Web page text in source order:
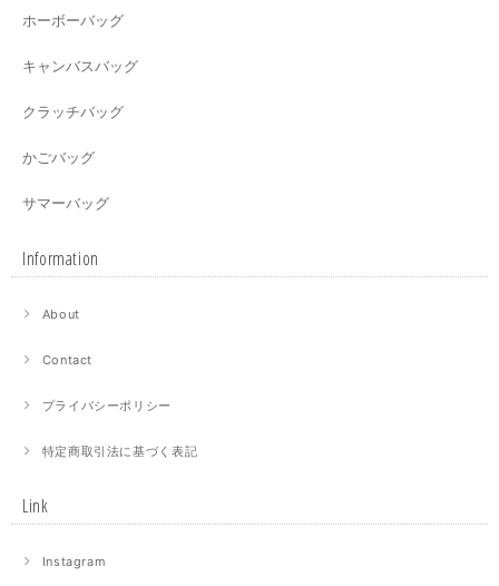
ホーボーバッグ
キャンバスバッグ
クラッチバッグ
かごバッグ
サマーバッグ
Information
About
Contact
プライバシーポリシー
特定商取引法に基づく表記
Link
Instagram